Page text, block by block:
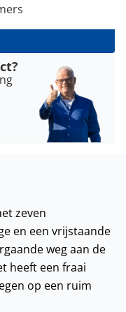
zeven
en een vrijstaande
weg aan de
heeft een fraai
op een ruim